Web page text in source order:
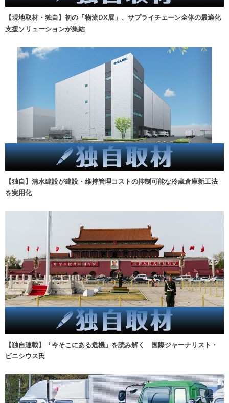
【現地取材・独自】初の「物流DX展」、サプライチェーン全体の最適化
支援ソリューションが集結
【独自】清水建設が建設・維持管理コストの抑制可能な冷蔵倉庫新工法
を実用化
【独自連載】「今そこにある危機」を読み解く 国際ジャーナリスト・
ビニシウス氏